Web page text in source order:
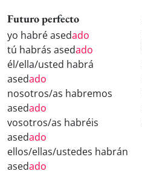
Futuro perfecto
yo habré asedado
tú habrás asedado
él/ella/usted habrá
asedado
nosotros/as habremos
asedado
vosotros/as habréis
asedado
ellos/ellas/ustedes habrán
asedado